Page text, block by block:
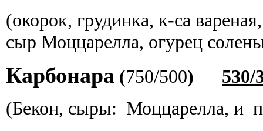
(окорок, грудинка, к-са
сыр Моццарелла, огурец
Карбонара (750/500) 530/
(Бекон, сыры: Моццарелла, и